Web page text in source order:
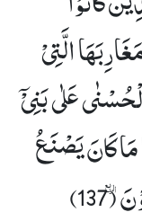
الَّتِیْ
عَلٰى بَنِیْۤ
كَانَ یَصْنَعُ